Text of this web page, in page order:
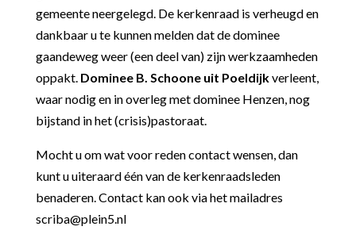
gemeente neergelegd. De kerkenraad is verheugd en
dankbaar u te kunnen melden dat de dominee
gaandeweg weer (een deel van) zijn werkzaamheden
oppakt. Dominee B. Schoone uit Poeldijkverleent,
waar nodig en in overleg met dominee Henzen, nog
bijstand in het (crisis)pastoraat.
Mocht u om wat voor reden contact wensen, dan
kunt u uiteraard één van de kerkenraadsleden
benaderen. Contact kan ook via het mailadres
scriba@plein5.nl